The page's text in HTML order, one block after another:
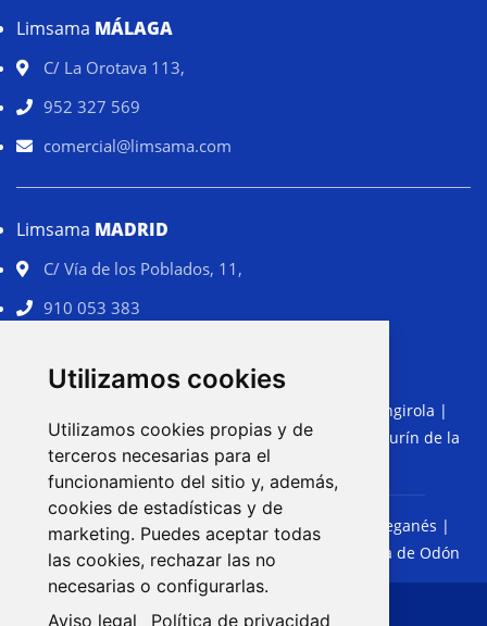
Utilizamos cookies
Utilizamos cookies propias y de
terceros necesarias para el
funcionamiento del sitio y, además,
cookies de estadísticas y de
marketing. Puedes aceptar todas
las cookies, rechazar las no
necesarias o configurarlas.
Aviso legal
Política de privacidad
Limsama MÁLAGA
C/ La Orotava 113,
952 327 569
comercial@limsama.com
Limsama MADRID
C/ Vía de los Poblados, 11,
910 053 383
Fuengirola |
Marbella|Rincón de la Victoria| Cártama
Alhaurín de la
Torre |Coín|
MADRID: Getafe|Móstoles|Fuenlabrada Leganés |
Alcorcón|Parla |Pinto|Valdemoro Villaviciosa de Odón